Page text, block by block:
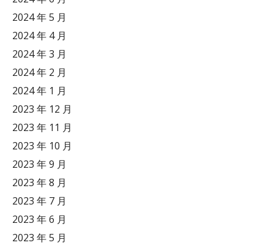
2024 年 5 月
2024 年 4 月
2024 年 3 月
2024 年 2 月
2024 年 1 月
2023 年 12 月
2023 年 11 月
2023 年 10 月
2023 年 9 月
2023 年 8 月
2023 年 7 月
2023 年 6 月
2023 年 5 月